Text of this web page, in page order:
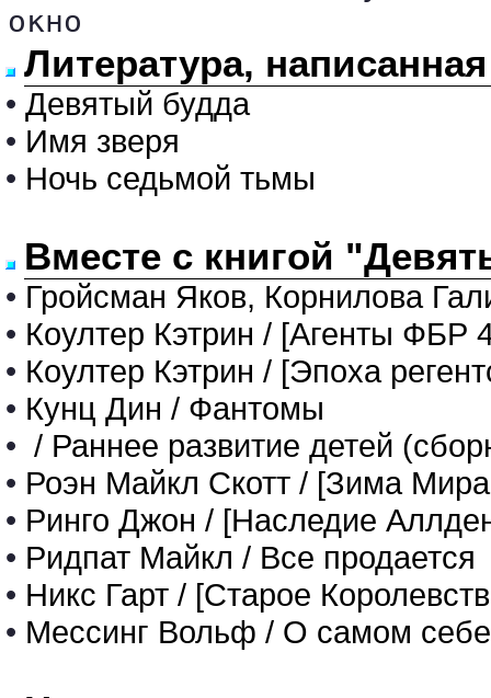
окно
Литература,
• Девятый будда
• Имя зверя
• Ночь седьмой тьмы
Вместе с книгой
• Гройсман Яков, Корнилова
• Коултер Кэтрин / [Агенты ФБР
• Коултер Кэтрин / [Эпоха
• Кунц Дин / Фантомы
• / Раннее развитие детей
• Роэн Майкл Скотт / [Зима
• Ринго Джон / [Наследие
• Ридпат Майкл / Все продается
• Никс Гарт / [Старое
• Мессинг Вольф / О самом себе